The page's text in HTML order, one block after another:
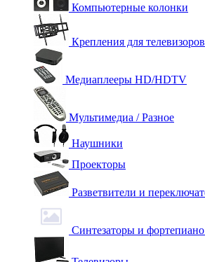
Компьютерные колонки
Крепления для телевизоров
Медиаплееры HD/HDTV
Мультимедиа / Разное
Наушники
Проекторы
Разветвители и
Синтезаторы и